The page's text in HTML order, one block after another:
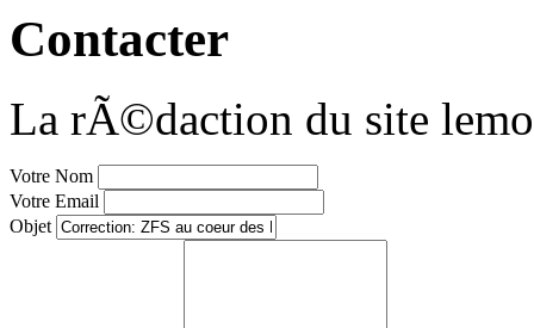
Contacter
La rÃ©daction du site
Votre Nom
Votre Email
Objet